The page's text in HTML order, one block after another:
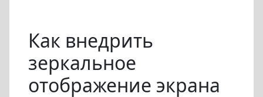
Как внедрить
зеркальное
отображение экрана